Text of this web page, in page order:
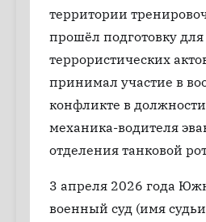
территории
прошёл подготовку
террористических
принимал участие в
конфликте в
механика-водителя
отделения танковой
3 апреля 2026 года
военный суд (имя